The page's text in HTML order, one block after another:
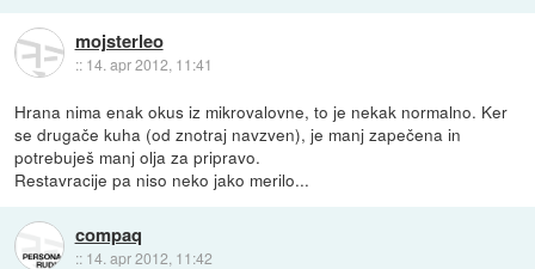
mojsterleo
:: 14. apr 2012, 11:41
Hrana nima enak okus iz mikrovalovne, to je nekak normalno. Ker
se drugače kuha (od znotraj navzven), je manj zapečena in
potrebuješ manj olja za pripravo.
Restavracije pa niso neko jako merilo...
compaq
:: 14. apr 2012, 11:42